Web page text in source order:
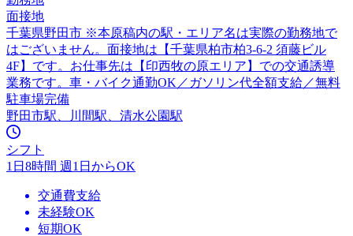
面接地
千葉県野田市 ※本原稿内の駅・エリア名は実際の勤務地で
はございません。面接地は【千葉県柏市柏3-6-2 須藤ビル
4F】です。お仕事先は【印西牧の原エリア】での交通誘導
業務です。車・バイク通勤OK／ガソリン代全額支給／無料
駐車場完備
野田市駅、川間駅、清水公園駅
シフト
1日8時間 週1日からOK
交通費支給
未経験OK
短期OK